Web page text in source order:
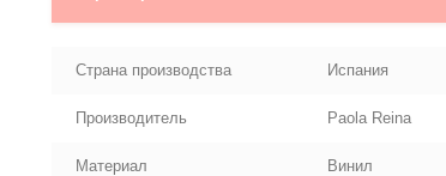
Страна производства Испания
Производитель Paola Reina
Материал Винил